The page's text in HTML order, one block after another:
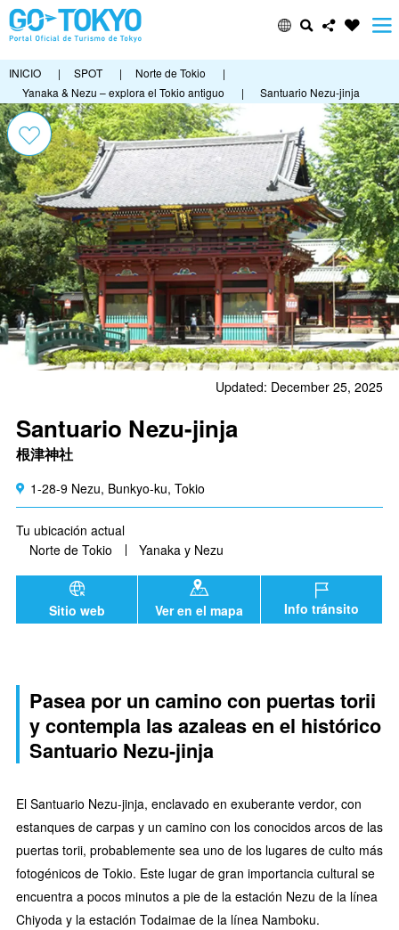
INICIO | SPOT | Norte de Tokio
|
Yanaka & Nezu – explora el Tokio antiguo
| Santuario Nezu-jinja
Updated: December 25, 2025
Santuario Nezu-jinja
根津神社
1-28-9 Nezu, Bunkyo-ku, Tokio
Tu ubicación actual
Norte de Tokio
Yanaka y Nezu
Sitio web Ver en el mapa Info tránsito
Pasea por un camino con puertas torii
y contempla las azaleas en el histórico
Santuario Nezu-jinja
El Santuario Nezu-jinja, enclavado en exuberante verdor, con
estanques de carpas y un camino con los conocidos arcos de las
puertas torii, probablemente sea uno de los lugares de culto más
fotogénicos de Tokio. Este lugar de gran importancia cultural se
encuentra a pocos minutos a pie de la estación Nezu de la línea
Chiyoda y la estación Todaimae de la línea Namboku.